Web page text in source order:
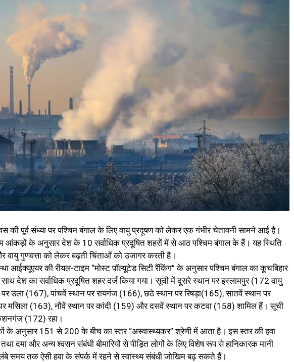
की पूर्व संध्या पर पश्चिम बंगाल के लिए वायु प्रदूषण को लेकर एक गंभीर चेतावनी सामने आई है।
आंकड़ों के अनुसार देश के 10 सर्वाधिक प्रदूषित शहरों में से आठ पश्चिम बंगाल के हैं। यह स्थिति
वायु गुणवत्ता को लेकर बढ़ती चिंताओं को उजागर करती है।
आईक्यूएयर की रीयल-टाइम “मोस्ट पॉल्यूटेड सिटी रैंकिंग” के अनुसार पश्चिम बंगाल का कूचबिहार
देश का सर्वाधिक प्रदूषित शहर दर्ज किया गया। सूची में दूसरे स्थान पर इस्लामपुर (172 वायु
उला (167), पांचवें स्थान पर रायगंज (166), छठे स्थान पर रिषड़ा(165), सातवें स्थान पर
मसिला (163), नौवें स्थान पर कांदी (159) और दसवें स्थान पर कटवा (158) शामिल हैं। सूची
(172) रहा।
के अनुसार 151 से 200 के बीच का स्तर “अस्वास्थ्यकर” श्रेणी में आता है। इस स्तर की हवा
तथा दमा और अन्य श्वसन संबंधी बीमारियों से पीड़ित लोगों के लिए विशेष रूप से हानिकारक मानी
समय तक ऐसी हवा के संपर्क में रहने से स्वास्थ्य संबंधी जोखिम बढ़ सकते हैं।